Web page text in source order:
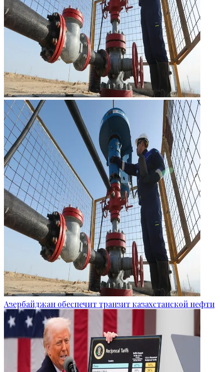
Азербайджан обеспечит транзит казахстанской нефти